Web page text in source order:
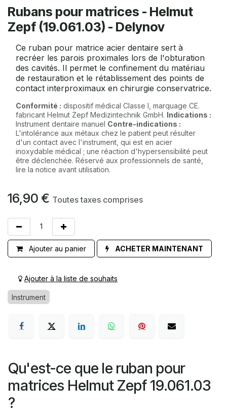
Rubans pour matrices - Helmut
Zepf (19.061.03) - Delynov
Ce ruban pour matrice acier dentaire sert à
recréer les parois proximales lors de l'obturation
des cavités. Il permet le confinement du matériau
de restauration et le rétablissement des points de
contact interproximaux en chirurgie conservatrice.
Conformité : dispositif médical Classe I, marquage CE.
fabricant Helmut Zepf Medizintechnik GmbH. Indications :
Instrument dentaire manuel Contre-indications :
L'intolérance aux métaux chez le patient peut résulter
d'un contact avec l'instrument, qui est en acier
inoxydable médical ; une réaction d'hypersensibilité peut
être déclenchée. Réservé aux professionnels de santé,
lire la notice avant utilisation.
16,90 € Toutes taxes comprises
Ajouter au panier ACHETER MAINTENANT
Ajouter à la liste de souhaits
Instrument
Qu'est-ce que le ruban pour
matrices Helmut Zepf 19.061.03
?